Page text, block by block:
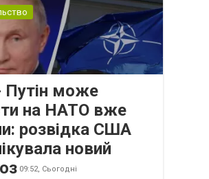
Путін може
на НАТО вже
розвідка США
новий
09:52, Сьогодні